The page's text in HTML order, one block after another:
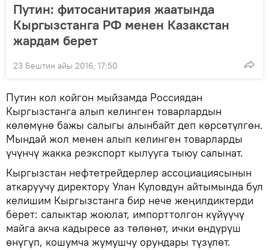
Путин: фитосанитария жаатында
Кыргызстанга РФ менен Казакстан
жардам берет
23 Бештин айы 2016, 17:50
Путин кол койгон мыйзамда Россиядан
Кыргызстанга алып келинген товарлардын
көлөмүнө бажы салыгы алынбайт деп көрсөтүлгөн.
Мындай жол менен алып келинген товарларды
үчүнчү жакка реэкспорт кылууга тыюу салынат.
Кыргызстан нефтетрейдерлер ассоциациясынын
аткаруучу директору Улан Куловдун айтымында бул
келишим Кыргызстанга бир нече жеңилдиктерди
берет: салыктар жоюлат, импорттолгон күйүүчү
майга акча кадыресе аз төлөнөт, ички өндүрүш
өнүгүп, кошумча жумушчу орундары түзүлөт.